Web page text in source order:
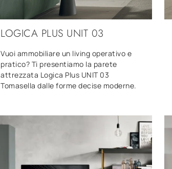
LOGICA PLUS UNIT 03
Vuoi ammobiliare un living operativo e
pratico? Ti presentiamo la parete
attrezzata Logica Plus UNIT 03
Tomasella dalle forme decise moderne.